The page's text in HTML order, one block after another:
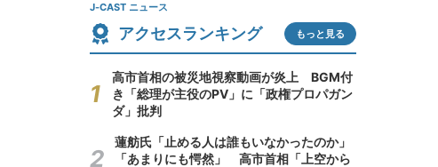
J-CAST ニュース
アクセスランキング もっと見る
高市首相の被災地視察動画が炎上 BGM付
き「総理が主役のPV」に「政権プロパガン
ダ」批判
蓮舫氏「止める人は誰もいなかったのか」
「あまりにも愕然」 高市首相「上空から